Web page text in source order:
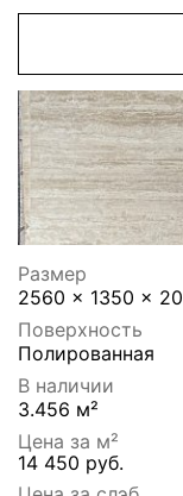
Размер
2560 x 1350 x 20
Поверхность
Полированная
В наличии
3.456 м²
Цена за м²
14 450 руб.